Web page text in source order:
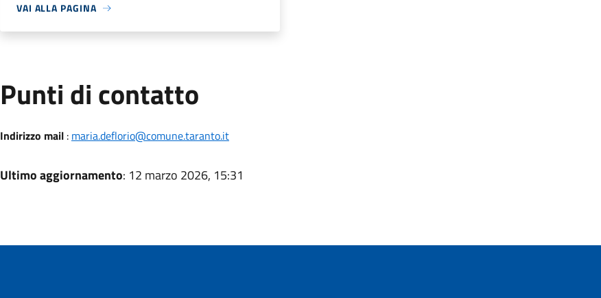
VAI ALLA PAGINA
Punti di contatto
Indirizzo mail: maria.deflorio@comune.taranto.it
Ultimo aggiornamento: 12 marzo 2026, 15:31